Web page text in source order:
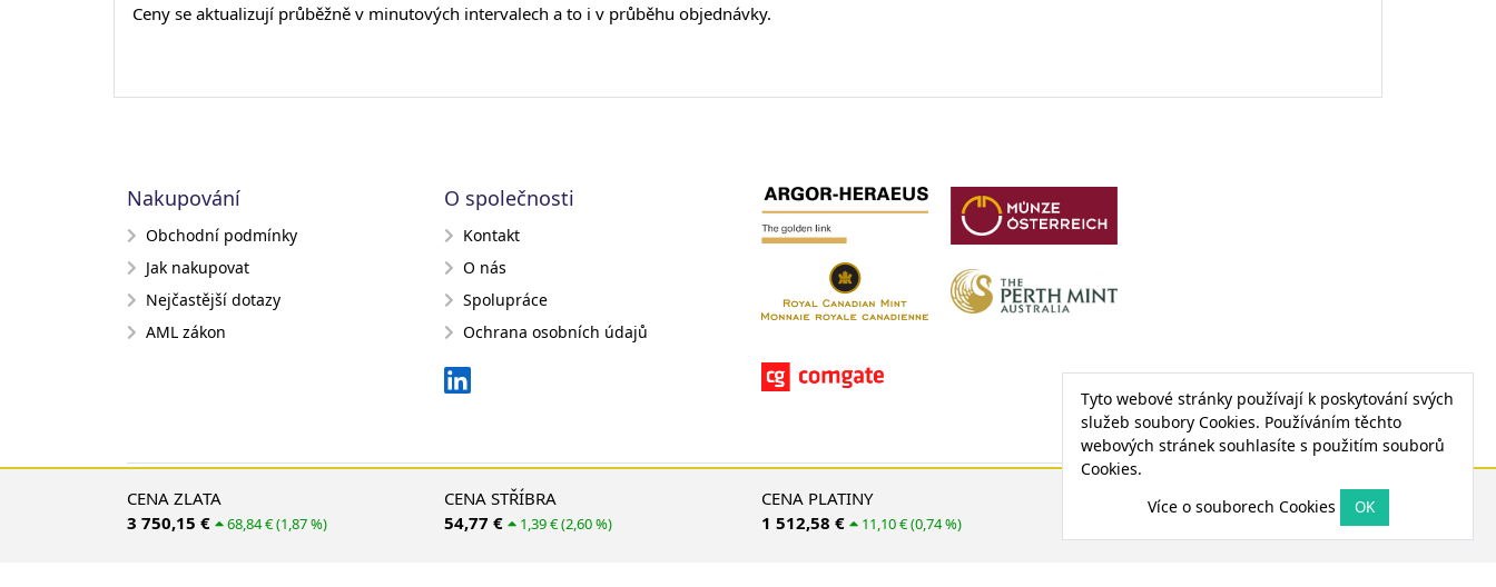
Ceny se aktualizují průběžně v minutových intervalech a to i v průběhu objednávky.
Tyto webové stránky používají k poskytování svých
služeb soubory Cookies. Používáním těchto
webových stránek souhlasíte s použitím souborů
Cookies.
Více o souborech Cookies
Nakupování
Obchodní podmínky
Jak nakupovat
Nejčastější dotazy
AML zákon
O společnosti
Kontakt
O nás
Spolupráce
Ochrana osobních údajů
CENA ZLATA
3 750,15 €
68,84 € (1,87 %)
CENA STŘÍBRA
54,77 €
1,39 € (2,60 %)
CENA PLATINY
1 512,58 €
11,10 € (0,74 %)
CENA PALLADIA